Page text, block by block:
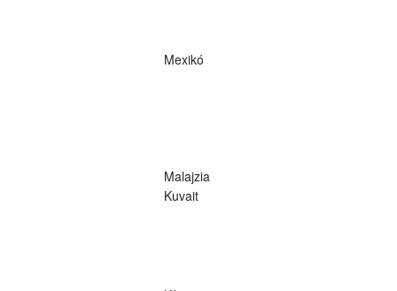
Mexikó
Malajzia
Kuvait